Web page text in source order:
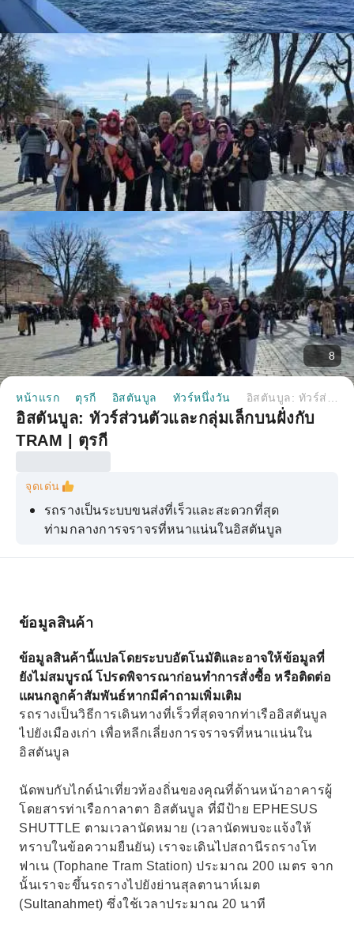
8
หน้าแรก ตุรกี อิสตันบูล ทัวร์หนึ่งวัน
อิสตันบูล: ทัวร์ส่วนตัวและกลุ่มเล็กบนฝั่งกับ
TRAM | ตุรกี
จุดเด่น
รถรางเป็นระบบขนส่งที่เร็วและสะดวกที่สุด
ท่ามกลางการจราจรที่หนาแน่นในอิสตันบูล
เซนต์โซเฟีย พระราชวังโทพคาปึพร้อมฮาเร็ม ตลาด
มีบริการนำทางอย่างครบวงจร ตั้งแต่รับจนถึงส่ง
ข้อมูลสินค้า
ข้อมูลสินค้านี้แปลโดยระบบอัตโนมัติและอาจให้ข้อมูลที่
ยังไม่สมบูรณ์ โปรดพิจารณาก่อนทำการสั่งซื้อ หรือติดต่อ
แผนกลูกค้าสัมพันธ์หากมีคำถามเพิ่มเติม
รถรางเป็นวิธีการเดินทางที่เร็วที่สุดจากท่าเรืออิสตันบูล
ไปยังเมืองเก่า เพื่อหลีกเลี่ยงการจราจรที่หนาแน่นใน
อิสตันบูล
นัดพบกับไกด์นำเที่ยวท้องถิ่นของคุณที่ด้านหน้าอาคารผู้
โดยสารท่าเรือกาลาตา อิสตันบูล ที่มีป้าย EPHESUS
SHUTTLE ตามเวลานัดหมาย (เวลานัดพบจะแจ้งให้
ทราบในข้อความยืนยัน) เราจะเดินไปสถานีรถรางโท
ฟาเน (Tophane Tram Station) ประมาณ 200 เมตร จาก
นั้นเราจะขึ้นรถรางไปยังย่านสุลตานาห์เมต
(Sultanahmet) ซึ่งใช้เวลาประมาณ 20 นาที